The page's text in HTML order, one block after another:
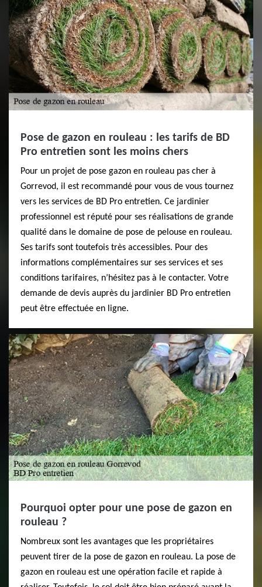
Pose de gazon en rouleau : les tarifs de BD
Pro entretien sont les moins chers
Pour un projet de pose gazon en rouleau pas cher à
Gorrevod, il est recommandé pour vous de vous tournez
vers les services de BD Pro entretien. Ce jardinier
professionnel est réputé pour ses réalisations de grande
qualité dans le domaine de pose de pelouse en rouleau.
Ses tarifs sont toutefois très accessibles. Pour des
informations complémentaires sur ses services et ses
conditions tarifaires, n’hésitez pas à le contacter. Votre
demande de devis auprès du jardinier BD Pro entretien
peut être effectuée en ligne.
Pourquoi opter pour une pose de gazon en
rouleau ?
Nombreux sont les avantages que les propriétaires
peuvent tirer de la pose de gazon en rouleau. La pose de
gazon en rouleau est une opération facile et rapide à